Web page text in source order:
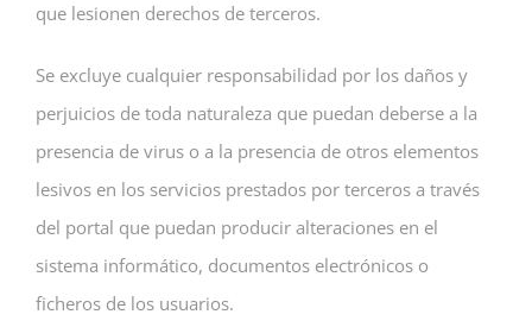
que lesionen derechos de terceros.
Se excluye cualquier responsabilidad por los daños y
perjuicios de toda naturaleza que puedan deberse a la
presencia de virus o a la presencia de otros elementos
lesivos en los servicios prestados por terceros a través
del portal que puedan producir alteraciones en el
sistema informático, documentos electrónicos o
ficheros de los usuarios.